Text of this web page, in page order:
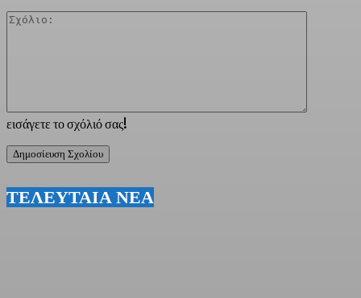
εισάγετε το σχόλιό σας!
ΤΕΛΕΥΤΑΙΑ ΝΕΑ